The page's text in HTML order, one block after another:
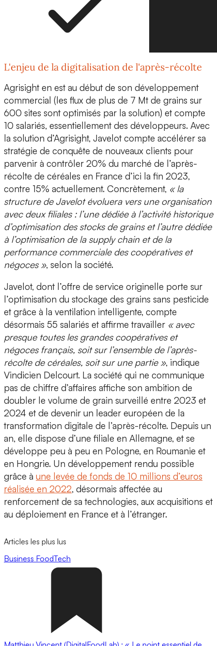
L'enjeu de la digitalisation de l'après-récolte
Agrisight en est au début de son développement
commercial (les flux de plus de 7 Mt de grains sur
600 sites sont optimisés par la solution) et compte
10 salariés, essentiellement des développeurs. Avec
la solution d’Agrisight, Javelot compte accélérer sa
stratégie de conquête de nouveaux clients pour
parvenir à contrôler 20% du marché de l’après-
récolte de céréales en France d’ici la fin 2023,
contre 15% actuellement. Concrètement, « la
structure de Javelot évoluera vers une organisation
avec deux filiales : l’une dédiée à l’activité historique
d’optimisation des stocks de grains et l’autre dédiée
à l’optimisation de la supply chain et de la
performance commerciale des coopératives et
négoces », selon la société.
Javelot, dont l’offre de service originelle porte sur
l’optimisation du stockage des grains sans pesticide
et grâce à la ventilation intelligente, compte
désormais 55 salariés et affirme travailler « avec
presque toutes les grandes coopératives et
négoces français, soit sur l’ensemble de l’après-
récolte de céréales, soit sur une partie », indique
Vindicien Delcourt. La société qui ne communique
pas de chiffre d’affaires affiche son ambition de
doubler le volume de grain surveillé entre 2023 et
2024 et de devenir un leader européen de la
transformation digitale de l’après-récolte. Depuis un
an, elle dispose d’une filiale en Allemagne, et se
développe peu à peu en Pologne, en Roumanie et
en Hongrie. Un développement rendu possible
grâce à une levée de fonds de 10 millions d’euros
réalisée en 2022, désormais affectée au
renforcement de sa technologies, aux acquisitions et
au déploiement en France et à l’étranger.
Articles les plus lus
Business FoodTech